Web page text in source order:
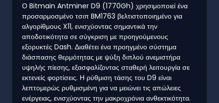
Ο Bitmain Antminer D9 (1770Gh) χρησιμοποιεί ένα
προσαρμοσμένο τσιπ BM1763 βελτιστοποιημένο για
αλγορίθμους X11, ενισχύοντας σημαντικά την
αποδοτικότητα σε σύγκριση με προηγούμενους
εξορυκτές Dash. Διαθέτει ένα προηγμένο σύστημα
διάσπασης θερμότητας με ψύξη διπλού ανεμιστήρα
υψηλής πίεσης, εξασφαλίζοντας σταθερή λειτουργία σε
εκτενείς φορτίσεις. Η ρύθμιση τάσης του D9 είναι
λεπτομερώς ρυθμισμένη για να μειώνει τις απώλειες
ενέργειας, ενισχύοντας την μακροχρόνια ανθεκτικότητα.